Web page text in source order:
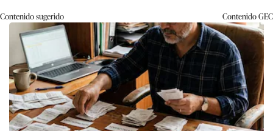
Contenido sugerido ContenidoGEC